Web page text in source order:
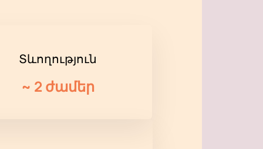
Տևողություն
~ 2 ժամեր